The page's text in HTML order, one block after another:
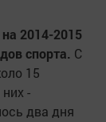
2014-2015
спорта. С
15
-
два дня